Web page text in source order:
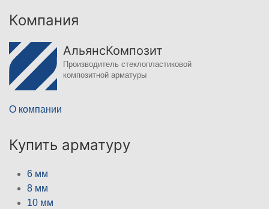
Компания
АльянсКомпозит
Производитель стеклопластиковой
композитной арматуры
О компании
Купить арматуру
6 мм
8 мм
10 мм